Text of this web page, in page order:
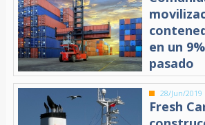
en un
pasado
28/Jun/2019
Fresh